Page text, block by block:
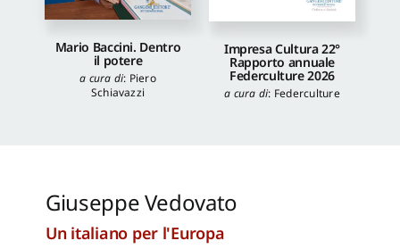
Mario Baccini. Dentro
il potere
a cura di: Piero
Schiavazzi
Impresa Cultura 22°
Rapporto annuale
Federculture 2026
a cura di: Federculture
Giuseppe Vedovato
Un italiano per l'Europa